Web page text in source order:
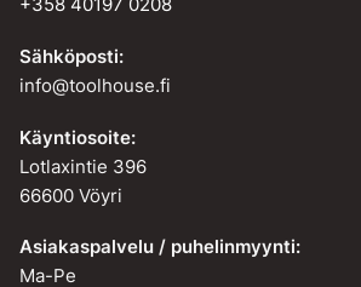
Sähköposti:
info@toolhouse.fi
Käyntiosoite:
Lotlaxintie 396
66600 Vöyri
Asiakaspalvelu / puhelinmyynti:
Ma-Pe